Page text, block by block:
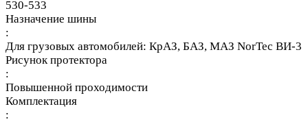
530-533
Назначение шины
:
Для грузовых автомобилей: КрАЗ, БАЗ, МАЗ NorTec ВИ-3
Рисунок протектора
:
Повышенной проходимости
Комплектация
: